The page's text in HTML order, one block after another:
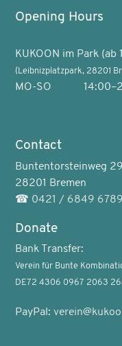
Opening Hours
KUKOON im Park
(Leibnizplatzpark, 28201
MO-SO
Contact
Buntentorsteinweg 29
28201 Bremen
☎ 0421 / 6849 6789
Donate
Bank Transfer:
Verein für Bunte
DE72 4306 0967 2063
PayPal: